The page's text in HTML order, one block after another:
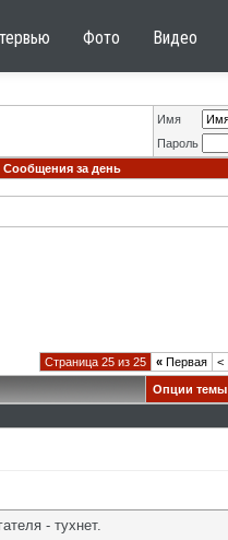
Фото Видео
Имя
Пароль
Сообщения за день
Страница 25 из 25 « Первая <
Опции темы
- тухнет.